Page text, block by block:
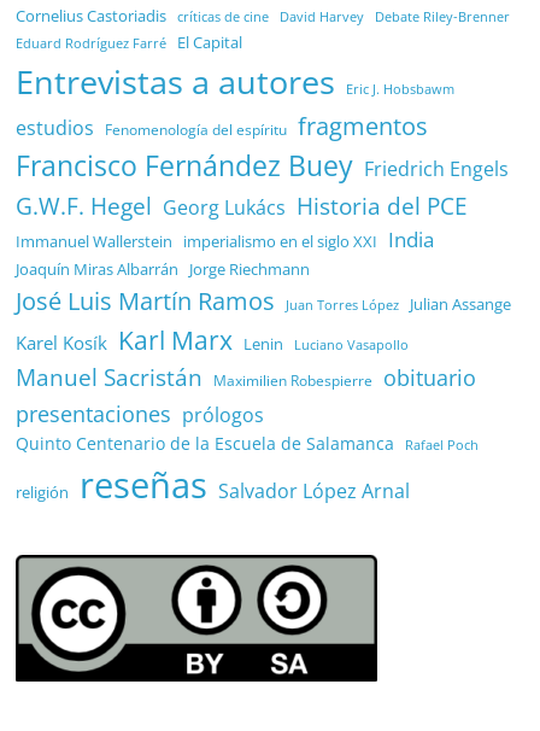
Cornelius Castoriadis críticas de cine David Harvey Debate Riley-Brenner
Eduard Rodríguez Farré El Capital
Entrevistas a autores Eric J. Hobsbawm
estudios Fenomenología del espíritu fragmentos
Francisco Fernández Buey Friedrich Engels
G.W.F. Hegel Georg Lukács Historia del PCE
Immanuel Wallerstein imperialismo en el siglo XXI India
Joaquín Miras Albarrán Jorge Riechmann
José Luis Martín Ramos Juan Torres López Julian Assange
Karel Kosík Karl Marx Lenin Luciano Vasapollo
Manuel Sacristán Maximilien Robespierre
obituario
presentaciones prólogos
Quinto Centenario de la Escuela de Salamanca Rafael Poch
religión reseñas Salvador López Arnal